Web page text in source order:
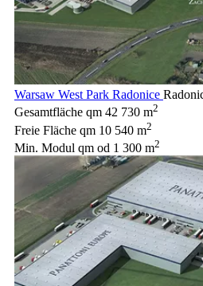
Warsaw West Park Radonice
Gesamtfläche qm 42 730 m2
Freie Fläche qm 10 540 m2
Min. Modul qm od 1 300 m2